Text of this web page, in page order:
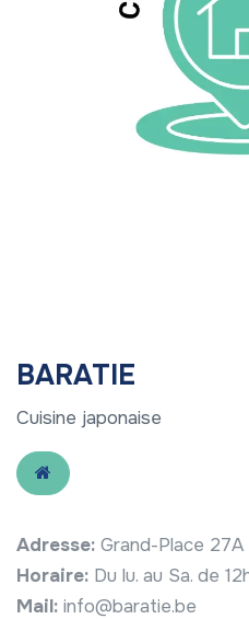
BARATIE
Cuisine japonaise
Adresse: Grand-Place
Horaire: Du lu. au Sa. de
Mail: info@baratie.be